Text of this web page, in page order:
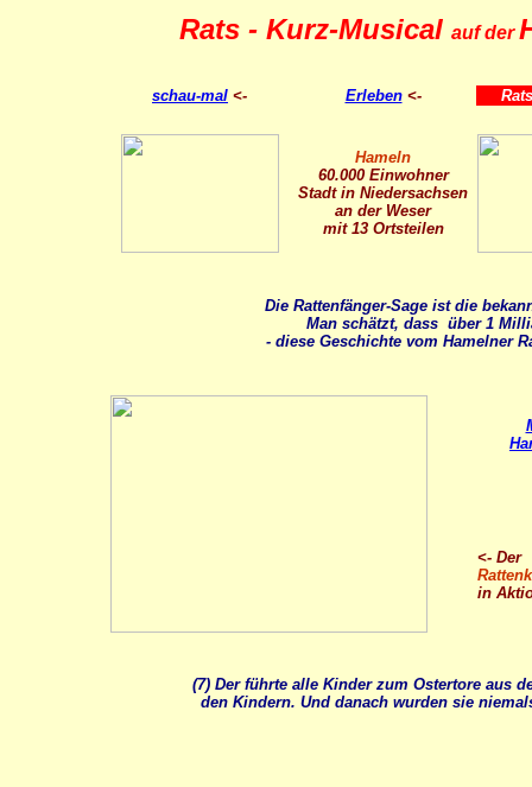
Rats - Kurz-Musical auf der
schau-mal <- Erleben<-
Hameln
60.000 Einwohner
Stadt in Niedersachsen
an der Weser
mit 13 Ortsteilen
Die Rattenfänger-Sage ist die
Man schätzt, dass über 1
- diese Geschichte vom Hamelner
<- Der
in
(7) Der führte alle Kinder zum Ostertore aus
den Kindern. Und danach wurden sie